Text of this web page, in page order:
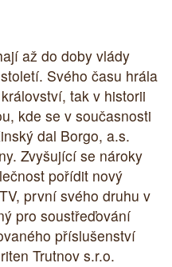
až do doby vlády
Svého času hrála
tak v historii
kde se v současnosti
dal Borgo, a.s.
Zvyšující se nároky
pořídit nový
první svého druhu v
pro soustřeďování
příslušenství
Trutnov s.r.o.